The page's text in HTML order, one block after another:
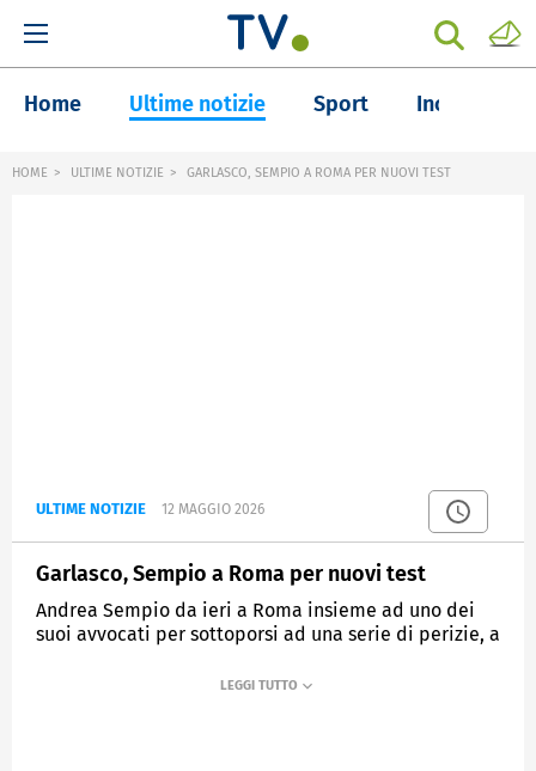
Home Ultime notizie Sport Inchieste
HOME ULTIME NOTIZIE GARLASCO, SEMPIO A ROMA PER NUOVI TEST
ULTIME NOTIZIE 12 MAGGIO 2026
Garlasco, Sempio a Roma per nuovi test
Andrea Sempio da ieri a Roma insieme ad uno dei
suoi avvocati per sottoporsi ad una serie di perizie, a